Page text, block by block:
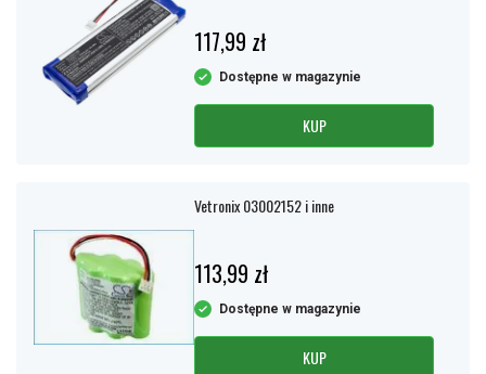
117,99 zł
Dostępne w magazynie
KUP
Vetronix 03002152 i inne
113,99 zł
Dostępne w magazynie
KUP